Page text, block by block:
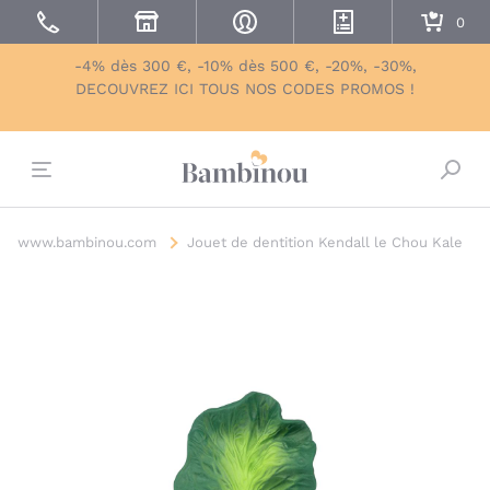
-4% dès 300 €, -10% dès 500 €, -20%, -30%,
DECOUVREZ ICI TOUS NOS CODES PROMOS !
www.bambinou.com Jouet de dentition Kendall le Chou Kale